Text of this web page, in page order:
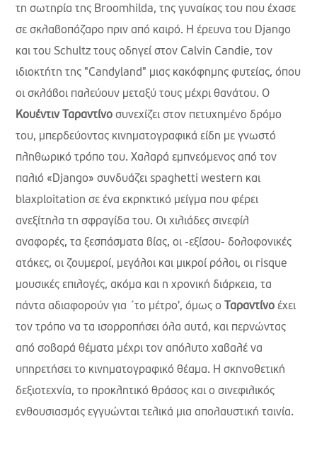
τη σωτηρία της Broomhilda, της γυναίκας του που έχασε
σε σκλαβοπάζαρο πριν από καιρό. Η έρευνα του Django
και του Schultz τους οδηγεί στον Calvin Candie, τον
ιδιοκτήτη της "Candyland" μιας κακόφημης φυτείας, όπου
οι σκλάβοι παλεύουν μεταξύ τους μέχρι θανάτου. Ο
Κουέντιν Ταραντίνο συνεχίζει στον πετυχημένο δρόμο
του, μπερδεύοντας κινηματογραφικά είδη με γνωστό
πληθωρικό τρόπο του. Χαλαρά εμπνεόμενος από τον
παλιό «Django» συνδυάζει spaghetti western και
blaxploitation σε ένα εκρηκτικό μείγμα που φέρει
ανεξίτηλα τη σφραγίδα του. Οι χιλιάδες σινεφίλ
αναφορές, τα ξεσπάσματα βίας, οι -εξίσου- δολοφονικές
ατάκες, οι ζουμεροί, μεγάλοι και μικροί ρόλοι, οι risque
μουσικές επιλογές, ακόμα και η χρονική διάρκεια, τα
πάντα αδιαφορούν για ΄το μέτρο', όμως ο
Ταραντίνο έχει
τον τρόπο να τα ισορροπήσει όλα αυτά, και περνώντας
από σοβαρά θέματα μέχρι τον απόλυτο χαβαλέ να
υπηρετήσει το κινηματογραφικό θέαμα. Η σκηνοθετική
δεξιοτεχνία, το προκλητικό θράσος και ο σινεφιλικός
ενθουσιασμός εγγυώνται τελικά μια απολαυστική ταινία.